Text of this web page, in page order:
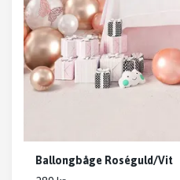
Ballongbåge Roséguld/Vit